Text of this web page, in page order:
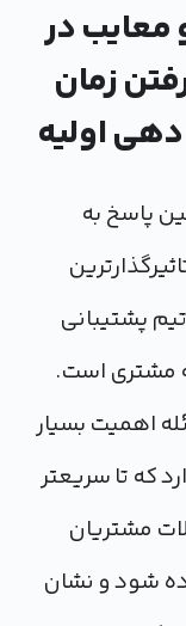
معایب در
زمان
اولیه
پاسخ به
پشتیبانی
مشتری است.
اهمیت بسیار
که تا سریعتر
مشتریان
شود و نشان